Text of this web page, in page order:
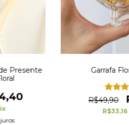
Presente
Garrafa
R$49,90
R$33,16